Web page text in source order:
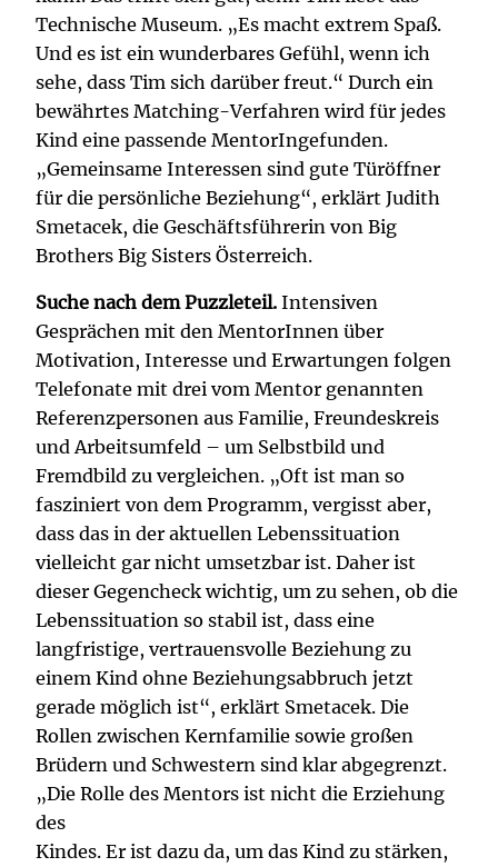
Technische Museum. „Es macht extrem Spaß.
Und es ist ein wunderbares Gefühl, wenn ich
sehe, dass Tim sich darüber freut.“ Durch ein
bewährtes Matching-Verfahren wird für jedes
Kind eine passende MentorIngefunden.
„Gemeinsame Interessen sind gute Türöffner
für die persönliche Beziehung“, erklärt Judith
Smetacek, die Geschäftsführerin von Big
Brothers Big Sisters Österreich.
Suche nach dem Puzzleteil. Intensiven
Gesprächen mit den MentorInnen über
Motivation, Interesse und Erwartungen folgen
Telefonate mit drei vom Mentor genannten
Referenzpersonen aus Familie, Freundeskreis
und Arbeitsumfeld – um Selbstbild und
Fremdbild zu vergleichen. „Oft ist man so
fasziniert von dem Programm, vergisst aber,
dass das in der aktuellen Lebenssituation
vielleicht gar nicht umsetzbar ist. Daher ist
dieser Gegencheck wichtig, um zu sehen, ob die
Lebenssituation so stabil ist, dass eine
langfristige, vertrauensvolle Beziehung zu
einem Kind ohne Beziehungsabbruch jetzt
gerade möglich ist“, erklärt Smetacek. Die
Rollen zwischen Kernfamilie sowie großen
Brüdern und Schwestern sind klar abgegrenzt.
„Die Rolle des Mentors ist nicht die Erziehung
des
Kindes. Er ist dazu da, um das Kind zu stärken,